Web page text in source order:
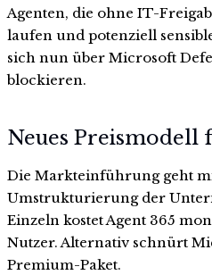
Agenten, die ohne IT-
laufen und potenziell
sich nun über Microsoft
blockieren.
Neues Preismodell
Die Markteinführung geht
Umstrukturierung der
Einzeln kostet Agent 365
Nutzer. Alternativ schnürt
Premium-Paket.